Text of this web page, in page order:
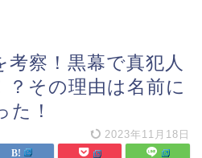
考察！黒幕で真犯人
？その理由は名前に
た！
2023年11月18日